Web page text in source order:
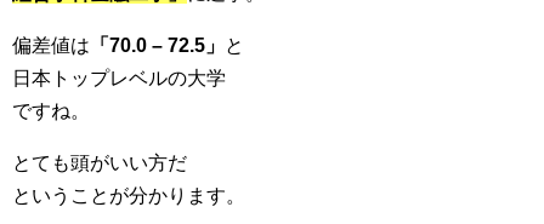
偏差値は 「70.0 – 72.5」 と
日本トップレベルの大学
ですね。
とても頭がいい方だ
ということが分かります。